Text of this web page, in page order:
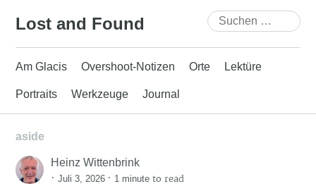
Lost and Found
Suchen
nach:
Am Glacis Overshoot-Notizen Orte Lektüre
Portraits Werkzeuge Journal
aside
Heinz Wittenbrink
·Juli 3, 2026 · 1 minute to read